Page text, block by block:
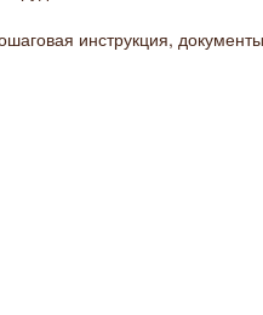
инструкция,